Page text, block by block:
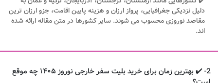
دلیل نزدیکی جغرافیایی، پرواز ارزان و هزینه پایین اقامت، جزو ارزان ترین
مقاصد نوروزی محسوب می شوند. سایر کشورها در متن مقاله ارائه شده
اند.
2- ✔️ بهترین زمان برای خرید بلیت سفر خارجی نوروز ۱۴۰۵ چه موقع